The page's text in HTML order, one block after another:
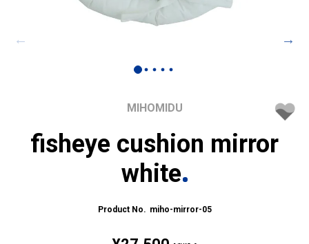
MIHOMIDU
fisheye cushion mirror
white
miho-mirror-05